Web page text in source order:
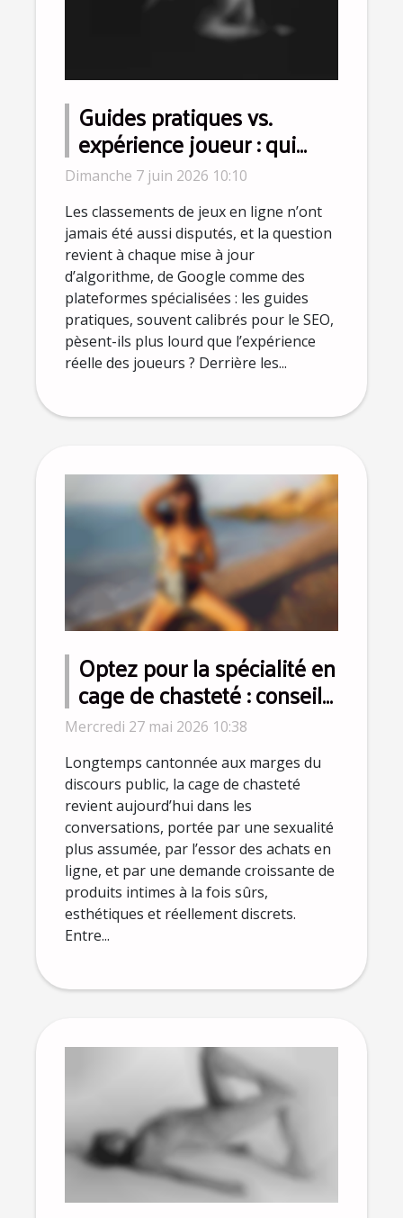
Guides pratiques vs.
expérience joueur : qui
influence vraiment les
classements ?
Dimanche 7 juin 2026 10:10
Les classements de jeux en ligne n’ont
jamais été aussi disputés, et la question
revient à chaque mise à jour
d’algorithme, de Google comme des
plateformes spécialisées : les guides
pratiques, souvent calibrés pour le SEO,
pèsent-ils plus lourd que l’expérience
réelle des joueurs ? Derrière les...
Optez pour la spécialité en
cage de chasteté : conseils
d’experts pour dépasser
les idées reçues
Mercredi 27 mai 2026 10:38
Longtemps cantonnée aux marges du
discours public, la cage de chasteté
revient aujourd’hui dans les
conversations, portée par une sexualité
plus assumée, par l’essor des achats en
ligne, et par une demande croissante de
produits intimes à la fois sûrs,
esthétiques et réellement discrets.
Entre...